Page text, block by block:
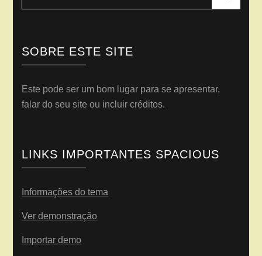
por:
SOBRE ESTE SITE
Este pode ser um bom lugar para se apresentar,
falar do seu site ou incluir créditos.
LINKS IMPORTANTES SPACIOUS
Informações do tema
Ver demonstração
Importar demo